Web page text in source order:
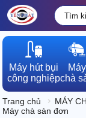
Máy hút bụi
công nghiệp
Máy
chà
Trang chủ MÁY
Máy chà sàn đơn